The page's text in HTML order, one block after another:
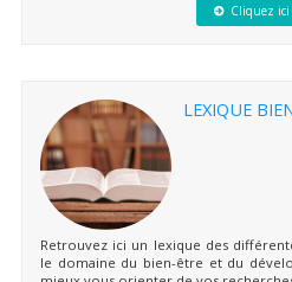
Cliquez ici
LEXIQUE
Retrouvez ici un lexique des
le domaine du bien-être et du